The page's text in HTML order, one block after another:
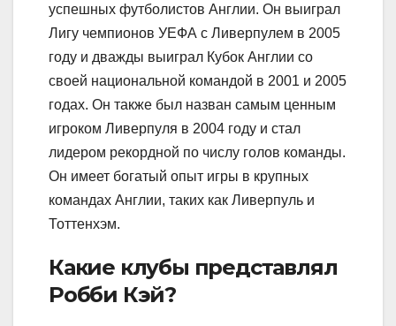
успешных футболистов Англии. Он выиграл
Лигу чемпионов УЕФА с Ливерпулем в 2005
году и дважды выиграл Кубок Англии со
своей национальной командой в 2001 и 2005
годах. Он также был назван самым ценным
игроком Ливерпуля в 2004 году и стал
лидером рекордной по числу голов команды.
Он имеет богатый опыт игры в крупных
командах Англии, таких как Ливерпуль и
Тоттенхэм.
Какие клубы представлял
Робби Кэй?